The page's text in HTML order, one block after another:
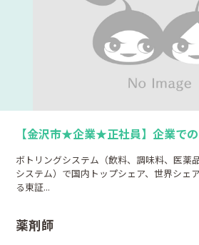
【金沢市★企業★正社員】企業で
ボトリングシステム（飲料、調味料、医薬
システム）で国内トップシェア、世界シェ
る東証...
薬剤師